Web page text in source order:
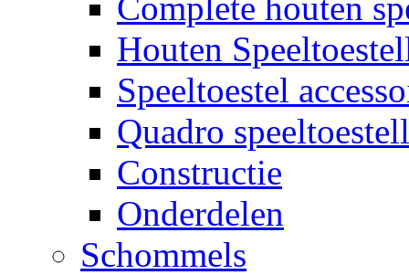
Houten
Speeltoestel
Quadro
Constructie
Onderdelen
Schommels